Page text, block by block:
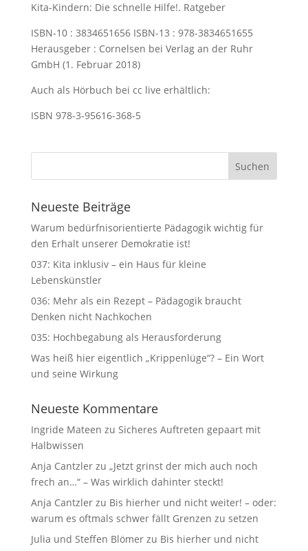
Kita-Kindern: Die schnelle Hilfe!. Ratgeber
ISBN-10 : 3834651656 ISBN-13 : 978-3834651655
Herausgeber : Cornelsen bei Verlag an der Ruhr
GmbH (1. Februar 2018)
Auch als Hörbuch bei cc live erhältlich:
ISBN 978-3-95616-368-5
Neueste Beiträge
Warum bedürfnisorientierte Pädagogik wichtig für
den Erhalt unserer Demokratie ist!
037: Kita inklusiv – ein Haus für kleine
Lebenskünstler
036: Mehr als ein Rezept – Pädagogik braucht
Denken nicht Nachkochen
035: Hochbegabung als Herausforderung
Was heiß hier eigentlich „Krippenlüge“? – Ein Wort
und seine Wirkung
Neueste Kommentare
Ingride Mateen zu Sicheres Auftreten gepaart mit
Halbwissen
Anja Cantzlerzu „Jetzt grinst der mich auch noch
frech an…“ – Was wirklich dahinter steckt!
Anja Cantzlerzu Bis hierher und nicht weiter! – oder:
warum es oftmals schwer fällt Grenzen zu setzen
Julia und Steffen Blömerzu Bis hierher und nicht